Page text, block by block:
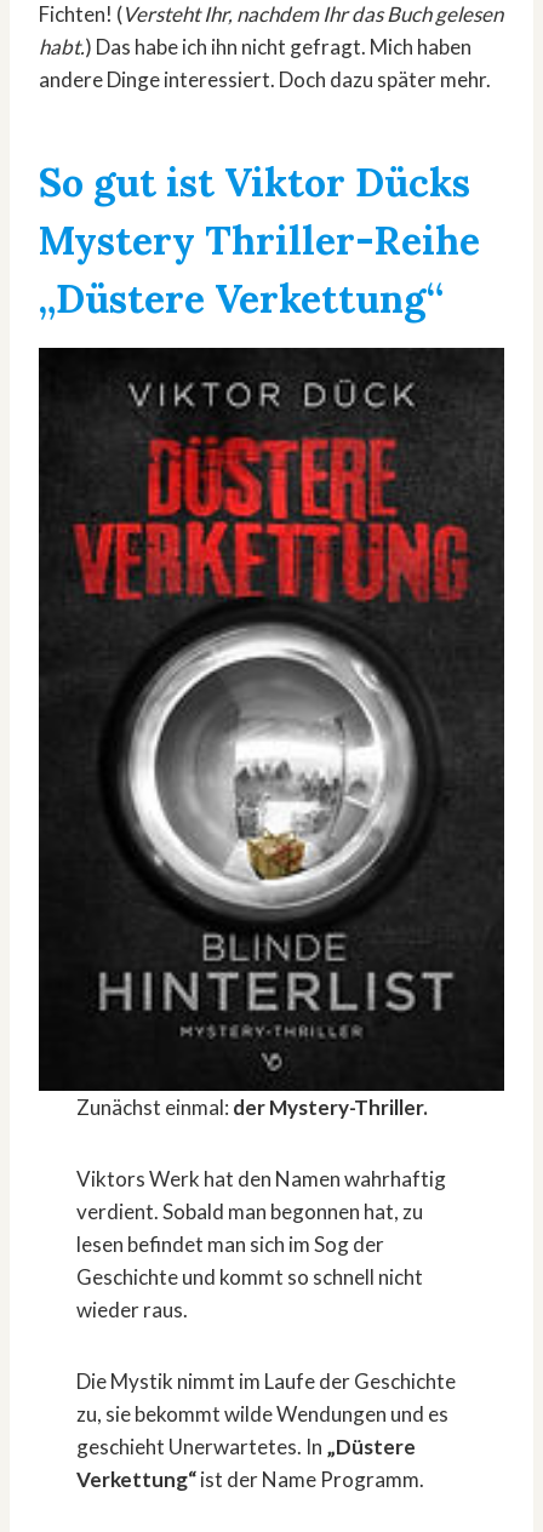
Fichten! (Versteht Ihr, nachdem Ihr das Buch gelesen
habt.) Das habe ich ihn nicht gefragt. Mich haben
andere Dinge interessiert. Doch dazu später mehr.
So gut ist Viktor Dücks
Mystery Thriller-Reihe
„Düstere Verkettung“
Zunächst einmal: der Mystery-Thriller.
Viktors Werk hat den Namen wahrhaftig
verdient. Sobald man begonnen hat, zu
lesen befindet man sich im Sog der
Geschichte und kommt so schnell nicht
wieder raus.
Die Mystik nimmt im Laufe der Geschichte
zu, sie bekommt wilde Wendungen und es
geschieht Unerwartetes. In „Düstere
Verkettung“ist der Name Programm.